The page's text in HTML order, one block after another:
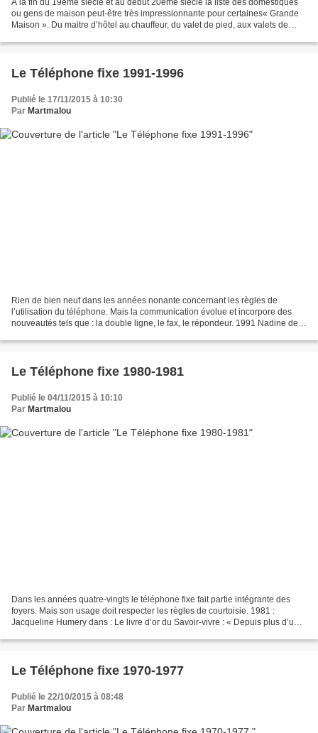
ou gens de maison peut-être très impressionnante pour certaines« Grande
Maison ». Du maitre d’hôtel au chauffeur, du valet de pied, aux valets de
Le Téléphone fixe 1991-1996
Publié le 17/11/2015 à 10:30
Par Martmalou
Rien de bien neuf dans les années nonante concernant les règles de
l’utilisation du téléphone. Mais la communication évolue et incorpore des
nouveautés tels que : la double ligne, le fax, le répondeur. 1991 Nadine de
Le Téléphone fixe 1980-1981
Publié le 04/11/2015 à 10:10
Par Martmalou
Dans les années quatre-vingts le téléphone fixe fait partie intégrante des
foyers. Mais son usage doit respecter les règles de courtoisie. 1981 :
Jacqueline Humery dans : Le livre d’or du Savoir-vivre : « Depuis plus d’un
Le Téléphone fixe 1970-1977
Publié le 22/10/2015 à 08:48
Par Martmalou